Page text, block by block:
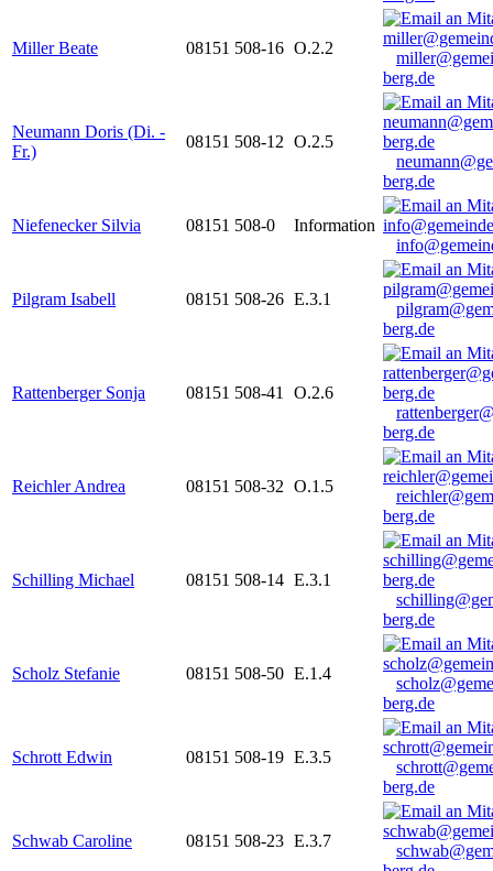
Miller Beate 08151 508-16 O.2.2
berg.de
Neumann Doris (Di. -
Fr.)
08151 508-12 O.2.5
berg.de
Niefenecker Silvia 08151 508-0
Information
Pilgram Isabell 08151 508-26 E.3.1
berg.de
Rattenberger Sonja 08151 508-41
O.2.6
berg.de
Reichler Andrea 08151 508-32 O.1.5
berg.de
Schilling Michael 08151 508-14 E.3.1
berg.de
Scholz Stefanie 08151 508-50 E.1.4
berg.de
Schrott Edwin 08151 508-19 E.3.5
berg.de
Schwab Caroline 08151 508-23 E.3.7